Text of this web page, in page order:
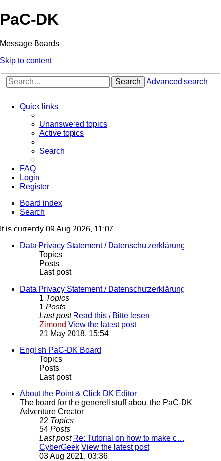
PaC-DK
Message Boards
Skip to content
Search Advanced search
Quick links
Unanswered topics
Active topics
Search
FAQ
Login
Register
Board index
Search
It is currently 09 Aug 2026, 11:07
Data Privacy Statement / Datenschutzerklärung
Topics
Posts
Last post
Data Privacy Statement / Datenschutzerklärung
1 Topics
1 Posts
Last post Read this / Bitte lesen
Zimond View the latest post
21 May 2018, 15:54
English PaC-DK Board
Topics
Posts
Last post
About the Point & Click DK Editor
The board for the generell stuff about the PaC-DK
Adventure Creator
22 Topics
54 Posts
Last post Re: Tutorial on how to make c…
CyberGeek View the latest post
03 Aug 2021, 03:36